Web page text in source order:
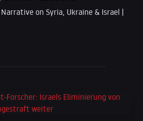
on Syria, Ukraine & Israel |